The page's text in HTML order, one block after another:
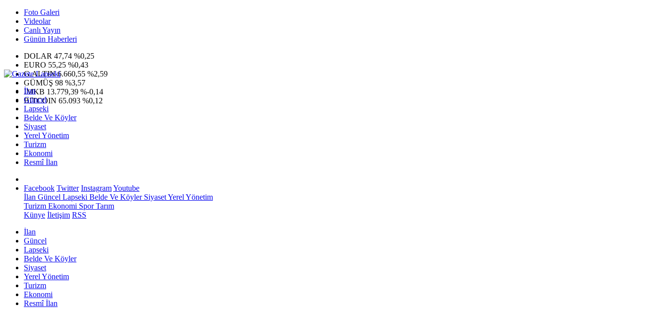
Foto Galeri
Videolar
Canlı Yayın
Günün Haberleri
DOLAR 47,74 %0,25
EURO 55,25 %0,43
G.ALTIN6.660,55 %2,59
GÜMÜŞ 98 %3,57
IMKB 13.779,39 %-0,14
BITCOIN 65.093 %0,12
İlan
Güncel
Lapseki
Belde Ve Köyler
Siyaset
Yerel Yönetim
Turizm
Ekonomi
Resmî İlan
Facebook Twitter InstagramYoutube
İlan Güncel Lapseki Belde Ve KöylerSiyasetYerel Yönetim
Turizm Ekonomi SporTarım
Künye İletişim RSS
İlan
Güncel
Lapseki
Belde Ve Köyler
Siyaset
Yerel Yönetim
Turizm
Ekonomi
Resmî İlan